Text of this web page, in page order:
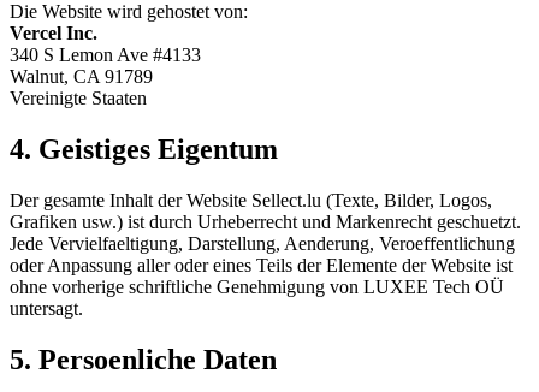
Die Website wird gehostet von:
Vercel Inc.
340 S Lemon Ave #4133
Walnut, CA 91789
Vereinigte Staaten
4. Geistiges Eigentum
Der gesamte Inhalt der Website Sellect.lu (Texte, Bilder, Logos,
Grafiken usw.) ist durch Urheberrecht und Markenrecht geschuetzt.
Jede Vervielfaeltigung, Darstellung, Aenderung, Veroeffentlichung
oder Anpassung aller oder eines Teils der Elemente der Website ist
ohne vorherige schriftliche Genehmigung von LUXEE Tech OÜ
untersagt.
5. Persoenliche Daten